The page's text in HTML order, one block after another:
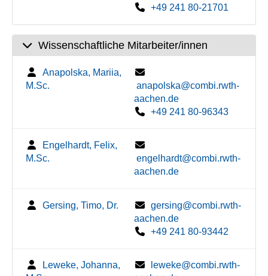
+49 241 80-21701
Wissenschaftliche Mitarbeiter/innen
Anapolska, Mariia,
M.Sc.
anapolska@combi.rwth-
aachen.de
+49 241 80-96343
Engelhardt, Felix,
M.Sc.
engelhardt@combi.rwth-
aachen.de
Gersing, Timo, Dr.
gersing@combi.rwth-
aachen.de
+49 241 80-93442
Leweke, Johanna,
leweke@combi.rwth-